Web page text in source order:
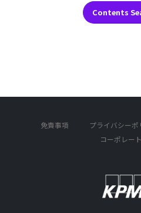
Contents
免責事項 プライバシーポ
コーポレー